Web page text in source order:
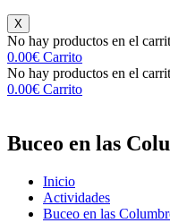
X
No hay productos en el
0.00€ Carrito
No hay productos en el
0.00€ Carrito
Buceo en las
Inicio
Actividades
Buceo en las